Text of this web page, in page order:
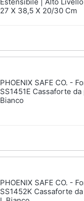
27 X 38,5 X 20/30 Cm
PHOENIX SAFE CO. -
SS1451E Cassaforte
Bianco
PHOENIX SAFE CO. -
SS1452K Cassaforte